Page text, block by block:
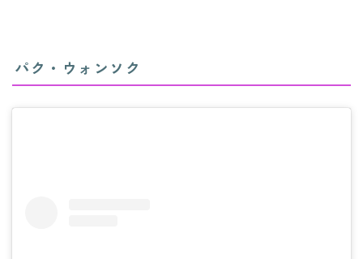
パク・ウォンソク